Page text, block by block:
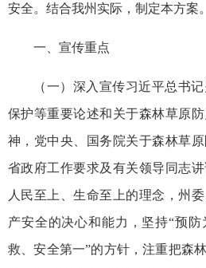
安全。结合我州实际，制定本方案。
一、宣传重点
（一）深入宣传习近平总书
保护等重要论述和关于森林草原
神，党中央、国务院关于森林草原
省政府工作要求及有关领导同志
人民至上、生命至上的理念，州
产安全的决心和能力，坚持“预
救、安全第一”的方针，注重把森